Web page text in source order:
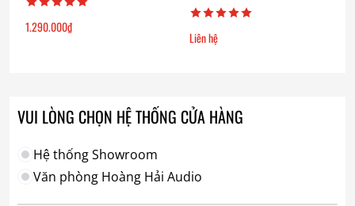
1.290.000₫
Liên hệ
VUI LÒNG CHỌN HỆ THỐNG CỬA HÀNG
Hệ thống Showroom
Văn phòng Hoàng Hải Audio